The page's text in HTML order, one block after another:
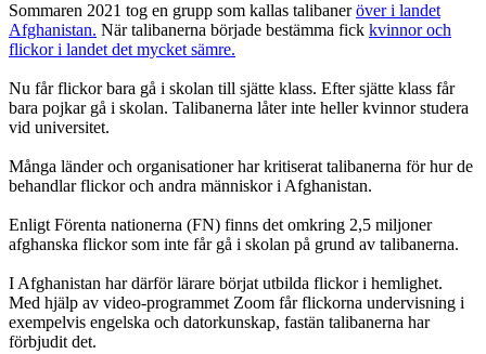
Sommaren 2021 tog en grupp som kallas talibaneröver i landet
Afghanistan. När talibanerna började bestämma fick kvinnor och
flickor i landet det mycket sämre.
Nu får flickor bara gå i skolan till sjätte klass. Efter sjätte klass får
bara pojkar gå i skolan. Talibanerna låter inte heller kvinnor studera
vid universitet.
Många länder och organisationer har kritiserat talibanerna för hur de
behandlar flickor och andra människor i Afghanistan.
Enligt Förenta nationerna (FN) finns det omkring 2,5 miljoner
afghanska flickor som inte får gå i skolan på grund av talibanerna.
I Afghanistan har därför lärare börjat utbilda flickor i hemlighet.
Med hjälp av video-programmet Zoom får flickorna undervisning i
exempelvis engelska och datorkunskap, fastän talibanerna har
förbjudit det.